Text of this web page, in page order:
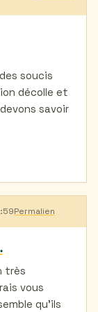
soucis
décolle et
savoir
Permalien
très
vous
qu'ils